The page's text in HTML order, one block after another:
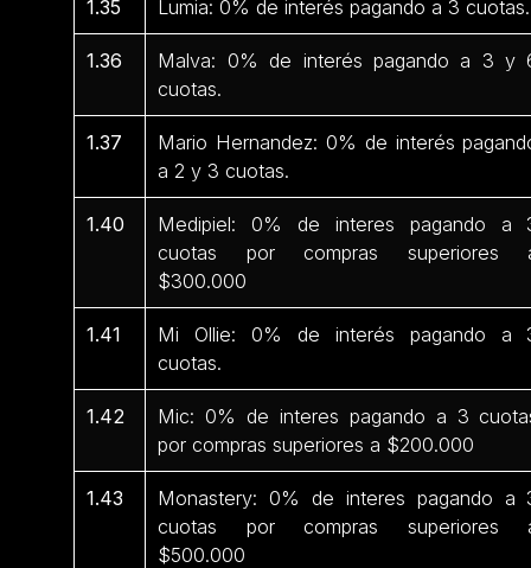
1.35 Lumia: 0% de interés pagando a 3 cuotas.
1.36
Malva: 0% de interés pagando a 3 y
cuotas.
1.37
Mario Hernandez: 0% de interés
a 2 y 3 cuotas.
1.40
Medipiel: 0% de interes pagando a
cuotas por compras superiores
$300.000
1.41
Mi Ollie: 0% de interés pagando a
cuotas.
1.42
Mic: 0% de interes pagando a 3
por compras superiores a $200.000
1.43
Monastery: 0% de interes pagando a
cuotas por compras superiores
$500.000